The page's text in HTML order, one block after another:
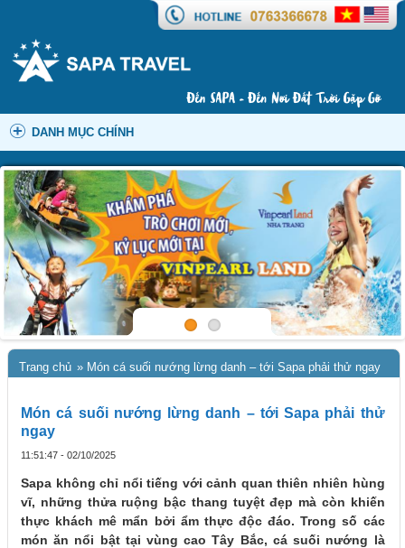
DANH MỤC CHÍNH
Trang chủ » Món cá suối nướng lừng danh – tới Sapa phải thử ngay
Món cá suối nướng lừng danh – tới Sapa phải thử
ngay
11:51:47 - 02/10/2025
Sapa không chỉ nổi tiếng với cảnh quan thiên nhiên hùng
vĩ, những thửa ruộng bậc thang tuyệt đẹp mà còn khiến
thực khách mê mẩn bởi ẩm thực độc đáo. Trong số các
món ăn nổi bật tại vùng cao Tây Bắc, cá suối nướng là